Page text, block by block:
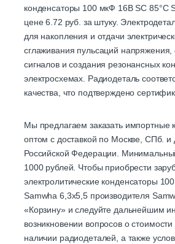
конденсаторы 100 мкФ 16В SC 85°C
цене 6.72 руб. за штуку.
для накопления и отдачи
сглаживания пульсаций
сигналов и создания резонансных
электросхемах. Радиодеталь
качества, что подтверждено
Мы предлагаем заказать импортные
оптом с доставкой по Москве, СПб. и
Российской Федерации.
1000 рублей. Чтобы приобрести
электролитические конденсаторы
Samwha 6,3х5,5 производителя
«Корзину» и следуйте дальнейшим
возникновении вопросов о стоимости
наличии радиодеталей, а также